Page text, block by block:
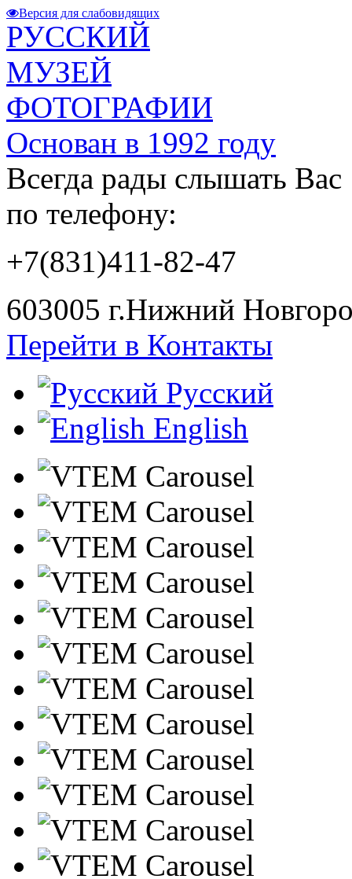
Версия для слабовидящих
РУССКИЙ
МУЗЕЙ
ФОТОГРАФИИ
Основан в 1992 году
Всегда рады слышать Вас
по телефону:
+7(831)411-82-47
603005 г.Нижний
Перейти в Контакты
Русский
English